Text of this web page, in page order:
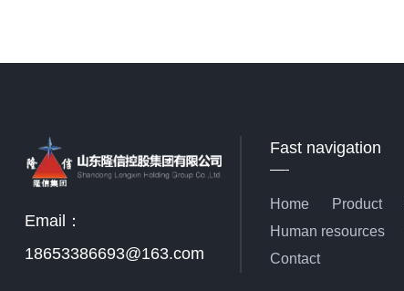
Email：
18653386693@163.com
Fast navigation
Home Product
Human resources
Contact